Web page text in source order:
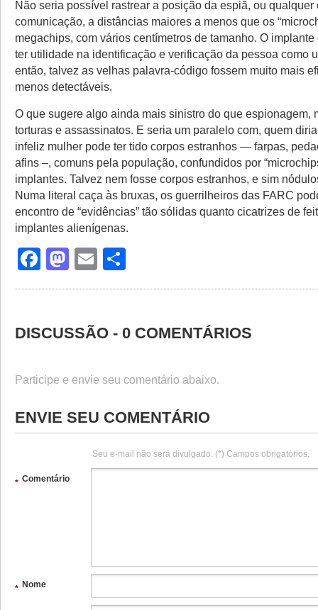
Não seria possível rastrear a posição da espiã, ou qualquer
comunicação, a distâncias maiores a menos que os
megachips, com vários centímetros de tamanho. O
ter utilidade na identificação e verificação da pessoa como
então, talvez as velhas palavra-código fossem muito mais
menos detectáveis.
O que sugere algo ainda mais sinistro do que espionagem,
torturas e assassinatos. E seria um paralelo com, quem
infeliz mulher pode ter tido corpos estranhos — farpas,
afins –, comuns pela população, confundidos por
implantes. Talvez nem fosse corpos estranhos, e sim
Numa literal caça às bruxas, os guerrilheiros das FARC
encontro de “evidências” tão sólidas quanto cicatrizes de
implantes alienígenas.
Facebook
Mastodon
Email
DISCUSSÃO - 0 COMENTÁRIOS
Participe e envie seu comentário abaixo.
ENVIE SEU COMENTÁRIO
Seu e-mail não será divulgado. (*) Campos obrigatórios.
Comentário
*
Nome
*